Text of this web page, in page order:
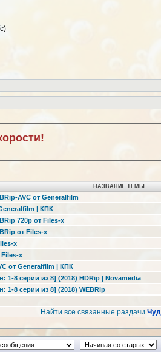
НАЗВАНИЕ ТЕМЫ
AVC от Generalfilm
| КПК
720p от Files-x
от Files-x
x
Files-x
от Generalfilm | КПК
8 серии из 8] (2018) HDRip | Novamedia
8 серии из 8] (2018) WEBRip
Найти все связанные раздачи